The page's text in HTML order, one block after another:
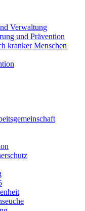
Verwaltung
und Prävention
kranker Menschen